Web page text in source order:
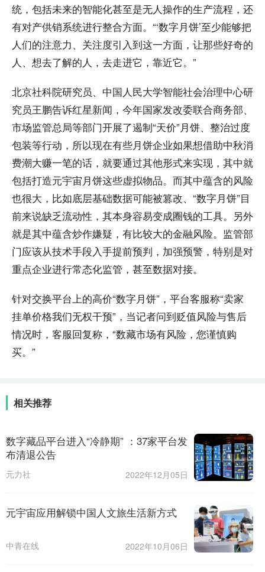
统，包括未来的智能化甚至是无人操作的生产流程，还
有对产供销系统进行整合方面。“‘数字月饼’至少能够把
人们的注意力、关注度引入到这一方面，让那些好奇的
人、想去了解的人，去走进它，靠近它。”
北京社科院研究员、中国人民大学智能社会治理中心研
究员王鹏告诉红星新闻，今年国家发改委联合商务部、
市场监管总局等部门开展了遏制“天价”月饼、整治过度
包装等行动，所以现在有些月饼企业如果想借助中秋消
费潮大赚一笔的话，就要通过其他形式来实现，其中就
包括打造元宇宙月饼这些虚拟物品。而其中蕴含的风险
也很大，比如底层基础数据可能被篡改、“数字月饼”目
前来说缺乏流动性，其本身容易变成圈钱的工具。另外
就是其中蕴含炒作嫌疑，有比较大的金融风险。监管部
门应该从技术手段入手提前预判，加强预警，特别是对
重点企业进行常态化监管，甚至数据对接。
针对交换平台上的高价“数字月饼”，平台客服称“卖家
挂单价格我们无权干预”，当记者问到贬值风险与售后
情况时，客服回复称，“数藏市场有风险，您谨慎购
买。”
相关推荐
数字藏品平台进入“冷静期” ：37家平台发
布清退公告
元力社 2022年12月05日
元宇宙应用解锁中国人文旅生活新方式
中青在线 2022年10月06日